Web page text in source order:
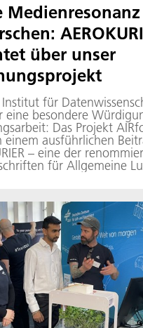
über unser
Institut für
eine besondere
Das Projekt
einem ausführlichen
– eine der
für Allgemeine